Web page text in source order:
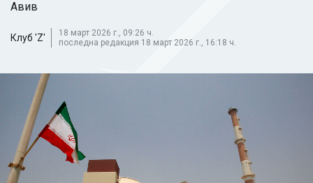
Авив
Клуб 'Z'
18 март 2026 г., 09:26 ч.
последна редакция 18 март 2026 г., 16:18 ч.